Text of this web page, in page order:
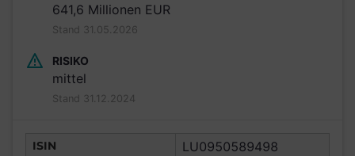
641,6 Millionen EUR
Stand 31.05.2026
RISIKO
mittel
Stand 31.12.2024
ISIN LU0950589498